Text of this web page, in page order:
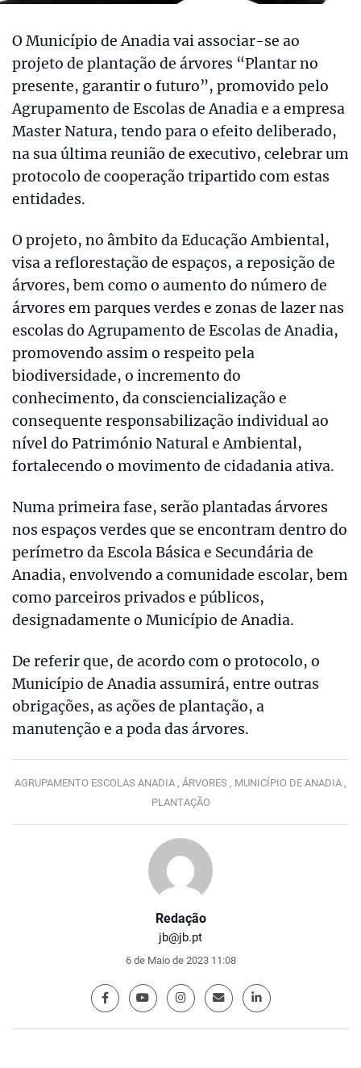
Redação
jb@jb.pt
6 de Maio de 2023 11:08
O Município de Anadia vai associar-se ao
projeto de plantação de árvores “Plantar no
presente, garantir o futuro”, promovido pelo
Agrupamento de Escolas de Anadia e a empresa
Master Natura, tendo para o efeito deliberado,
na sua última reunião de executivo, celebrar um
protocolo de cooperação tripartido com estas
entidades.
O projeto, no âmbito da Educação Ambiental,
visa a reflorestação de espaços, a reposição de
árvores, bem como o aumento do número de
árvores em parques verdes e zonas de lazer nas
escolas do Agrupamento de Escolas de Anadia,
promovendo assim o respeito pela
biodiversidade, o incremento do
conhecimento, da consciencialização e
consequente responsabilização individual ao
nível do Património Natural e Ambiental,
fortalecendo o movimento de cidadania ativa.
Numa primeira fase, serão plantadas árvores
nos espaços verdes que se encontram dentro do
perímetro da Escola Básica e Secundária de
Anadia, envolvendo a comunidade escolar, bem
como parceiros privados e públicos,
designadamente o Município de Anadia.
De referir que, de acordo com o protocolo, o
Município de Anadia assumirá, entre outras
obrigações, as ações de plantação, a
manutenção e a poda das árvores.
AGRUPAMENTO ESCOLAS ANADIA , ÁRVORES , MUNICÍPIO DE ANADIA ,
PLANTAÇÃO